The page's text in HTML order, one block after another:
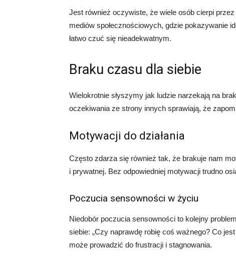
Jest również oczywiste, że wiele osób cierpi
mediów społecznościowych, gdzie pokazywanie
łatwo czuć się nieadekwatnym.
Braku czasu dla siebie
Wielokrotnie słyszymy jak ludzie narzekają na
oczekiwania ze strony innych sprawiają, że
Motywacji do działania
Często zdarza się również tak, że brakuje nam
i prywatnej. Bez odpowiedniej motywacji trudno
Poczucia sensowności w życiu
Niedobór poczucia sensowności to kolejny
siebie: „Czy naprawdę robię coś ważnego? Co
może prowadzić do frustracji i stagnowania.